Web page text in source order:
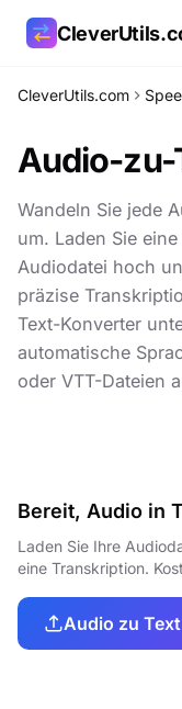
CleverUtils.com
Audio-
Wandeln Sie jede
um. Laden Sie
Audiodatei hoch
präzise
Text-Konverter
automatische
oder VTT-Dateien
Bereit, Audio in
Laden Sie Ihre
eine Transkription.
Audio zu
Link kopieren
E-Mail